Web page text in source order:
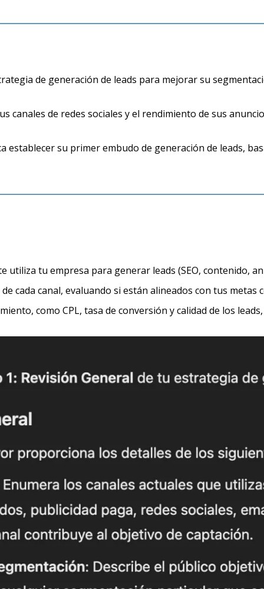
de generación de leads para mejorar su
canales de redes sociales y el rendimiento de sus
establecer su primer embudo de generación de leads,
utiliza tu empresa para generar leads (SEO, contenido,
cada canal, evaluando si están alineados con tus metas
como CPL, tasa de conversión y calidad de los